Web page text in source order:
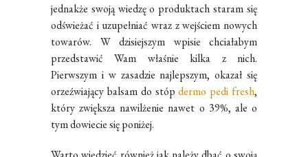
jednakże swoją wiedzę o produktach staram się
odświeżać i uzupełniać wraz z wejściem nowych
towarów. W dzisiejszym wpisie chciałabym
przedstawić Wam właśnie kilka z nich.
Pierwszym i w zasadzie najlepszym, okazał się
orzeźwiający balsam do stópdermo pedi fresh,
który zwiększa nawilżenie nawet o 39%, ale o
tym dowiecie się poniżej.